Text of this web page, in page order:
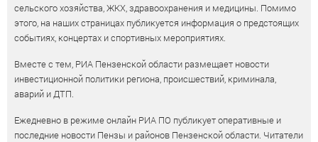
сельского хозяйства, ЖКХ, здравоохранения и медицины. Помимо
этого, на наших страницах публикуется информация о предстоящих
событиях, концертах и спортивных мероприятиях.
Вместе с тем, РИА Пензенской области размещает новости
инвестиционной политики региона, происшествий, криминала,
аварий и ДТП.
Ежедневно в режиме онлайн РИА ПО публикует оперативные и
последние новости Пензы и районов Пензенской области. Читатели